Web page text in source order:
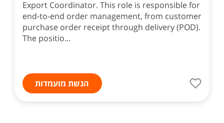
Export Coordinator. This role is responsible for
end-to-end order management, from customer
purchase order receipt through delivery (POD).
The positio...
הגשת מועמדות